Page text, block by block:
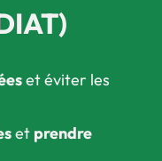
et éviter les
et prendre